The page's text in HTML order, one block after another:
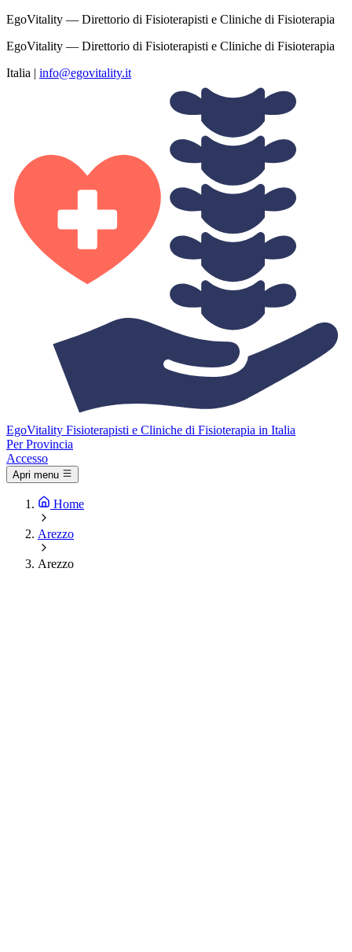
EgoVitality — Direttorio di Fisioterapisti e Cliniche di Fisioterapia
EgoVitality — Direttorio di Fisioterapisti e Cliniche di Fisioterapia
Italia | info@egovitality.it
EgoVitality Fisioterapisti e Cliniche di Fisioterapia in Italia
Per Provincia
Accesso
Apri menu
Home
Arezzo
Arezzo